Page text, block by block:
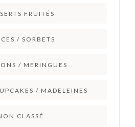
FRUITÉS
/ SORBETS
/ MERINGUES
/ MADELEINES
CLASSÉ